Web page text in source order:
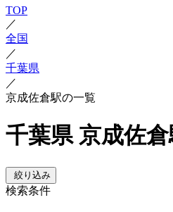
TOP
／
全国
／
千葉県
／
京成佐倉駅の一覧
千葉県 京成佐
絞り込み
検索条件